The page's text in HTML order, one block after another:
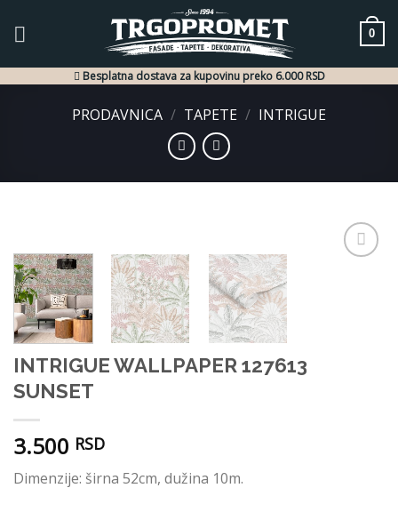
0
Besplatna dostava za kupovinu preko 6.000 RSD
PRODAVNICA / TAPETE / INTRIGUE
INTRIGUE WALLPAPER 127613
SUNSET
3.500 RSD
Dimenzije: širna 52cm, dužina 10m.